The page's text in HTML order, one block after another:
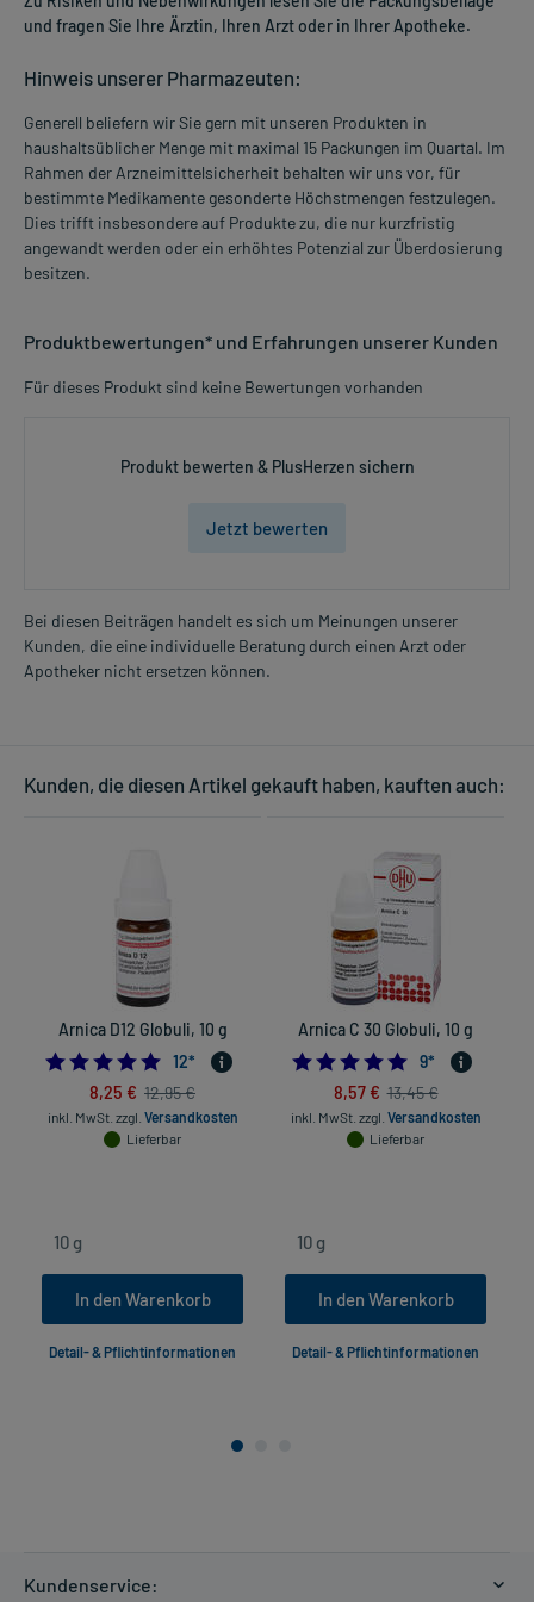
und fragen Sie Ihre Ärztin, Ihren Arzt oder in Ihrer Apotheke.
Hinweis unserer Pharmazeuten:
Generell beliefern wir Sie gern mit unseren Produkten in
haushaltsüblicher Menge mit maximal 15 Packungen im Quartal. Im
Rahmen der Arzneimittelsicherheit behalten wir uns vor, für
bestimmte Medikamente gesonderte Höchstmengen festzulegen.
Dies trifft insbesondere auf Produkte zu, die nur kurzfristig
angewandt werden oder ein erhöhtes Potenzial zur Überdosierung
besitzen.
Produktbewertungen* und Erfahrungen unserer Kunden
Für dieses Produkt sind keine Bewertungen vorhanden
Produkt bewerten & PlusHerzen sichern
Jetzt bewerten
Bei diesen Beiträgen handelt es sich um Meinungen unserer
Kunden, die eine individuelle Beratung durch einen Arzt oder
Apotheker nicht ersetzen können.
Kunden, die diesen Artikel gekauft haben, kauften auch:
Arnica D12 Globuli, 10 g
5.0
12*
8,25 € 12,95 €
inkl. MwSt. zzgl. Versandkosten
Lieferbar
In den Warenkorb
Detail- & Pflichtinformationen
Arnica C 30 Globuli, 10 g
9*
8,57 € 13,45 €
inkl. MwSt. zzgl. Versandkosten
Lieferbar
In den Warenkorb
Detail- & Pflichtinformationen
Kundenservice: